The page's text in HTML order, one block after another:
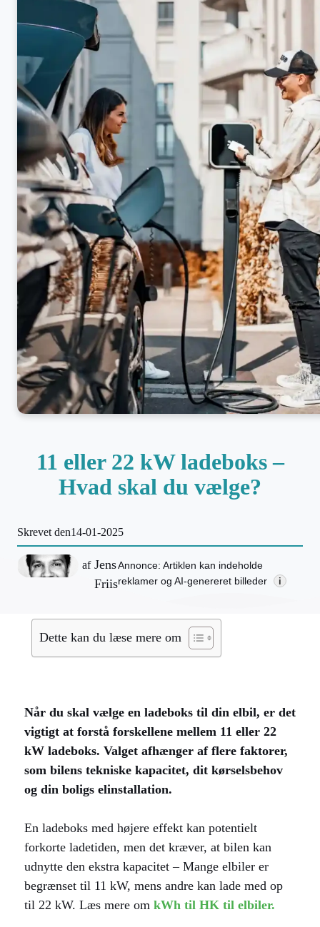
11 eller 22 kW ladeboks –
Hvad skal du vælge?
Skrevet den14-01-2025
af Jens
Friis
Annonce: Artiklen kan indeholde
reklamer og AI-genereret billeder
i
Dette kan du læse mere om
Når du skal vælge en ladeboks til din elbil, er det
vigtigt at forstå forskellene mellem 11 eller 22
kW ladeboks. Valget afhænger af flere faktorer,
som bilens tekniske kapacitet, dit kørselsbehov
og din boligs elinstallation.
En ladeboks med højere effekt kan potentielt
forkorte ladetiden, men det kræver, at bilen kan
udnytte den ekstra kapacitet – Mange elbiler er
begrænset til 11 kW, mens andre kan lade med op
til 22 kW. Læs mere om kWh til HK til elbiler.